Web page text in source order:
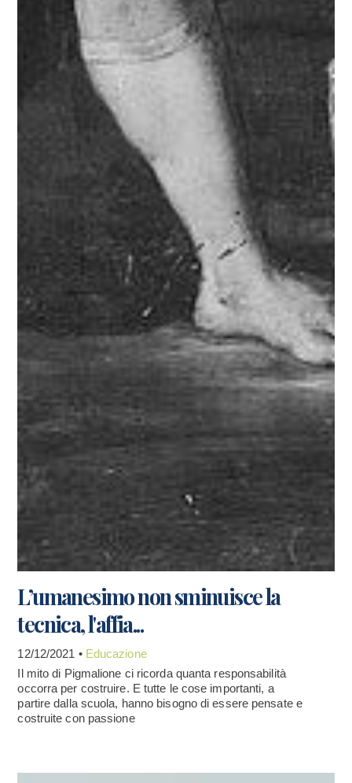
L’umanesimo non sminuisce la
tecnica, l'affia...
12/12/2021 • Educazione
Il mito di Pigmalione ci ricorda quanta responsabilità
occorra per costruire. E tutte le cose importanti, a
partire dalla scuola, hanno bisogno di essere pensate e
costruite con passione